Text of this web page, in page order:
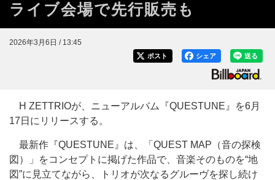
ライブ会場で先行販売も
2026年3月6日 / 13:45
送る
シェア
ポスト
H ZETTRIOが、ニューアルバム『QUESTUNE』を6月
17日にリリースする。
最新作『QUESTUNE』は、「QUEST MAP（音の探検
図）」をコンセプトに掲げた作品で、音楽そのものを“地
図”に見立てながら、トリオが次なるグルーヴを探し続け